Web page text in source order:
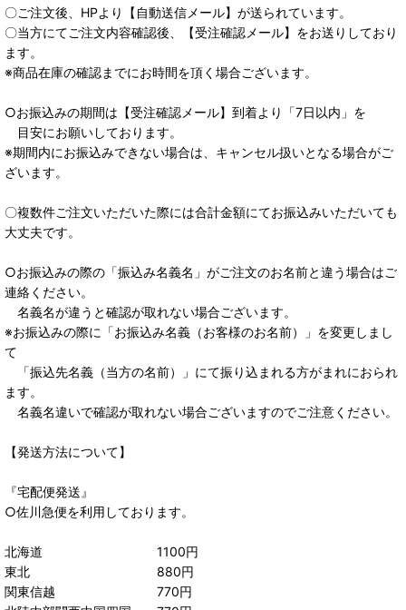
〇ご注文後、HPより【自動送信メール】が送られています。
〇当方にてご注文内容確認後、【受注確認メール】をお送りしており
ます。
※商品在庫の確認までにお時間を頂く場合ございます。
○お振込みの期間は【受注確認メール】到着より「7日以内」を
目安にお願いしております。
※期間内にお振込みできない場合は、キャンセル扱いとなる場合がご
ざいます。
〇複数件ご注文いただいた際には合計金額にてお振込みいただいても
大丈夫です。
○お振込みの際の「振込み名義名」がご注文のお名前と違う場合はご
連絡ください。
名義名が違うと確認が取れない場合ございます。
※お振込みの際に「お振込み名義（お客様のお名前）」を変更しまし
て
「振込先名義（当方の名前）」にて振り込まれる方がまれにおられ
ます。
名義名違いで確認が取れない場合ございますのでご注意ください。
【発送方法について】
『宅配便発送』
○佐川急便を利用しております。
北海道 1100円
東北 880円
関東信越 770円